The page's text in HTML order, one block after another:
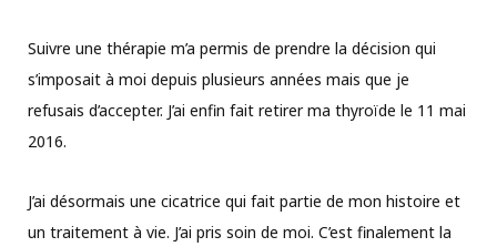
Suivre une thérapie m’a permis de prendre la décision qui
s’imposait à moi depuis plusieurs années mais que je
refusais d’accepter. J’ai enfin fait retirer ma thyroïde le 11 mai
2016.
J’ai désormais une cicatrice qui fait partie de mon histoire et
un traitement à vie. J’ai pris soin de moi. C’est finalement la